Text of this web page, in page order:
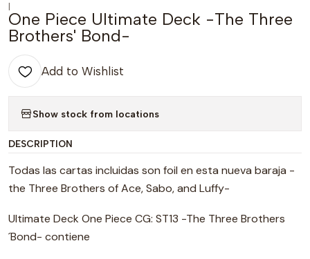
|
One Piece Ultimate Deck -The Three
Brothers' Bond-
Add to Wishlist
Show stock from locations
DESCRIPTION
Todas las cartas incluidas son foil en esta nueva baraja -
the Three Brothers of Ace, Sabo, and Luffy-
Ultimate Deck One Piece CG: ST13 -The Three Brothers
´Bond- contiene